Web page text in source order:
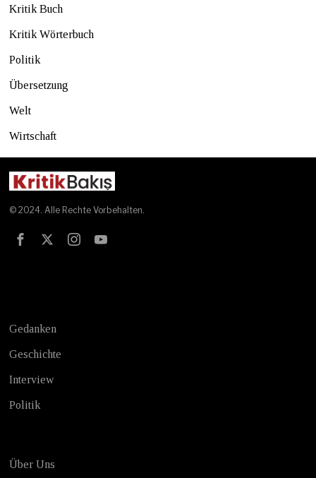
Kritik Buch
Kritik Wörterbuch
Politik
Übersetzung
Welt
Wirtschaft
© 2024. Alle Rechte Vorbehalten.
Gedanken
Geschichte
Interview
Politik
Über Uns